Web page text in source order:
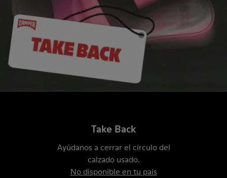
Take Back
Ayúdanos a cerrar el círculo del
calzado usado.
No disponible en tu país